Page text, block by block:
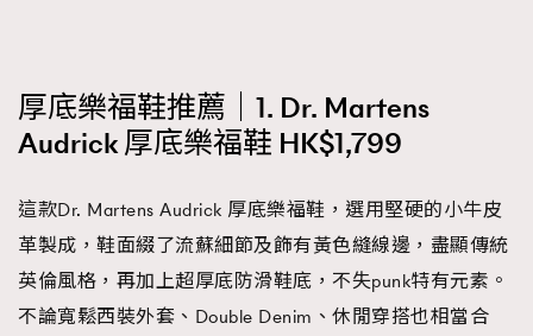
厚底樂福鞋推薦｜1. Dr. Martens
Audrick 厚底樂福鞋 HK$1,799
這款Dr. Martens Audrick 厚底樂福鞋，選用堅硬的小牛皮
革製成，鞋面綴了流蘇細節及飾有黃色縫線邊，盡顯傳統
英倫風格，再加上超厚底防滑鞋底，不失punk特有元素。
不論寬鬆西裝外套、Double Denim、休閒穿搭也相當合